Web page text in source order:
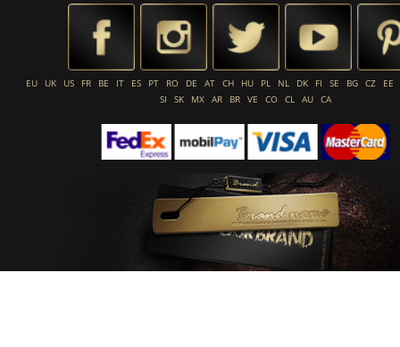
EU UK US FR BE IT ES PT RO DE AT CH HU PL NL DK FI SE BG CZ
EE
SI
SK MX AR BR VE CO CL AU CA